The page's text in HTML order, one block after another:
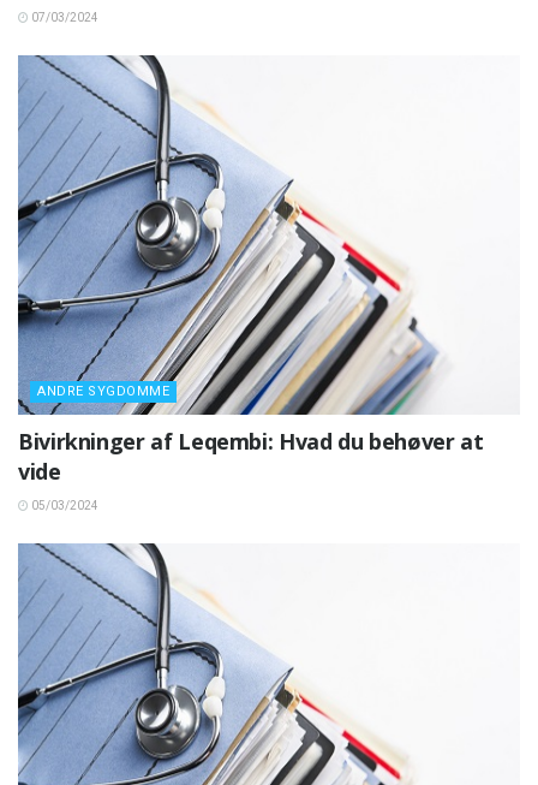
07/03/2024
ANDRE SYGDOMME
Bivirkninger af Leqembi: Hvad du behøver at
vide
05/03/2024